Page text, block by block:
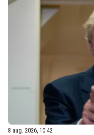
8 aug. 2026, 10:42